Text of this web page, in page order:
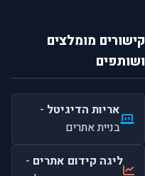
קישורים מומלצים
ושותפים
אריות הדיגיטל -
בניית אתרים
ליגה קידום אתרים -